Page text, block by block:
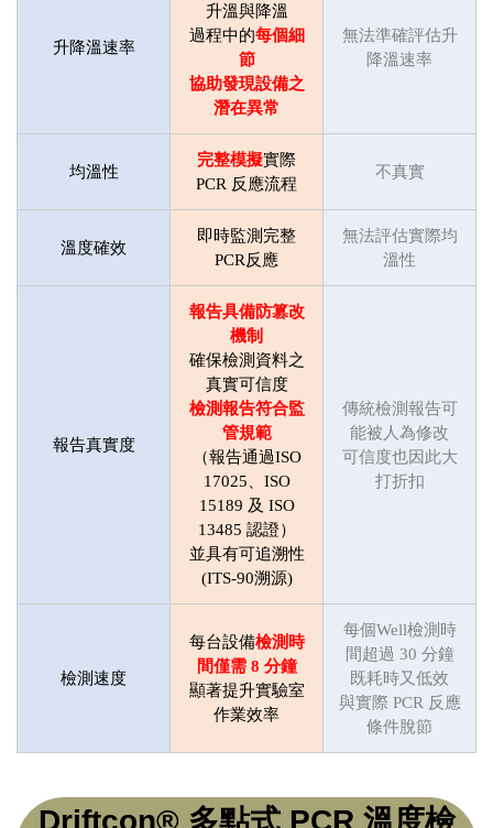
升降溫速率
升溫與降溫
過程中的每個細
節
協助發現設備之
潛在異常
無法準確評估升
降溫速率
均溫性
完整模擬實際
PCR 反應流程
不真實
溫度確效
即時監測完整
PCR反應
無法評估實際均
溫性
報告真實度
報告具備防篡改
機制
確保檢測資料之
真實可信度
檢測報告符合監
管規範
（報告通過ISO
17025、ISO
15189 及 ISO
13485 認證）
並具有可追溯性
(ITS-90溯源)
傳統檢測報告可
能被人為修改
可信度也因此大
打折扣
檢測速度
每台設備檢測時
間僅需 8 分鐘
顯著提升實驗室
作業效率
每個Well檢測時
間超過 30 分鐘
既耗時又低效
與實際 PCR 反應
條件脫節
Driftcon® 多點式 PCR 溫度檢